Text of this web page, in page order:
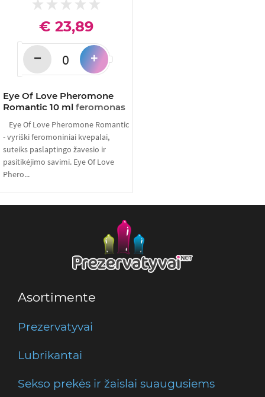
Eye Of Love Pheromone
Romantic 10 ml feromonas
€ 23,89
− +
Eye Of Love Pheromone Romantic
- vyriški feromoniniai kvepalai,
suteiks paslaptingo žavesio ir
pasitikėjimo savimi. Eye Of Love
Phero...
Asortimente
Prezervatyvai
Lubrikantai
Sekso prekės ir žaislai suaugusiems